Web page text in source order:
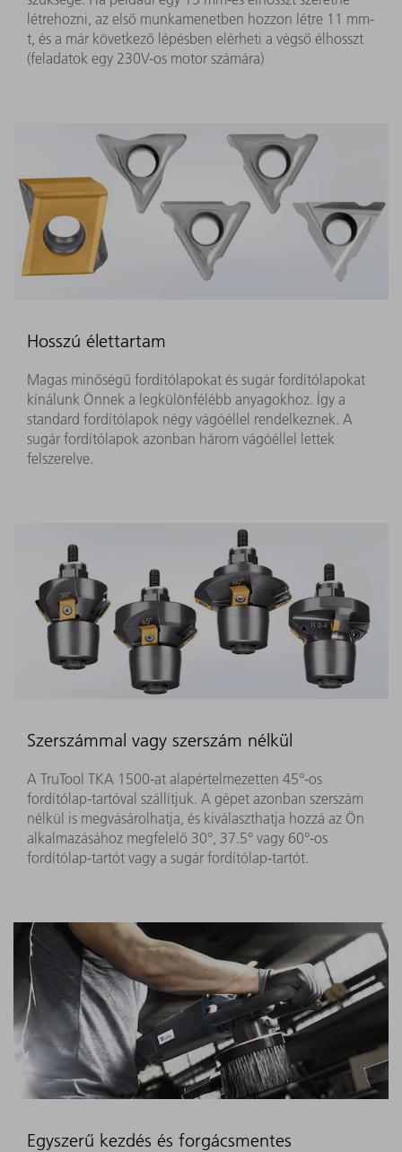
létrehozni, az első munkamenetben hozzon létre 11 mm-
t, és a már következő lépésben elérheti a végső élhosszt
(feladatok egy 230V-os motor számára)
Hosszú élettartam
Magas minőségű fordítólapokat és sugár fordítólapokat
kínálunk Önnek a legkülönfélébb anyagokhoz. Így a
standard fordítólapok négy vágóéllel rendelkeznek. A
sugár fordítólapok azonban három vágóéllel lettek
felszerelve.
Szerszámmal vagy szerszám nélkül
A TruTool TKA 1500-at alapértelmezetten 45°-os
fordítólap-tartóval szállítjuk. A gépet azonban szerszám
nélkül is megvásárolhatja, és kiválaszthatja hozzá az Ön
alkalmazásához megfelelő 30°, 37.5° vagy 60°-os
fordítólap-tartót vagy a sugár fordítólap-tartót.
Egyszerű kezdés és forgácsmentes